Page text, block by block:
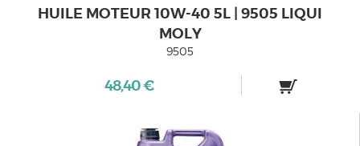
HUILE MOTEUR 10W-40 5L | 9505 LIQUI
MOLY
9505
48,40 €